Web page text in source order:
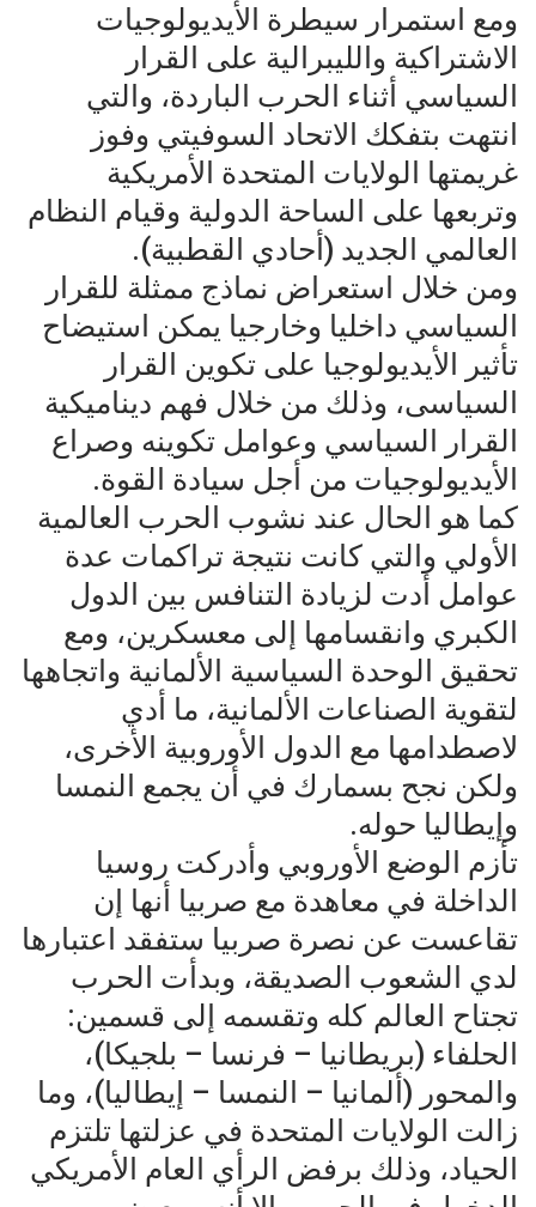
ومع استمرار سيطرة الأيديولوجيات
الاشتراكية والليبرالية على القرار
السياسي أثناء الحرب الباردة، والتي
انتهت بتفكك الاتحاد السوفيتي وفوز
غريمتها الولايات المتحدة الأمريكية
وتربعها على الساحة الدولية وقيام النظام
العالمي الجديد (أحادي القطبية).
ومن خلال استعراض نماذج ممثلة للقرار
السياسي داخليا وخارجيا يمكن استيضاح
تأثير الأيديولوجيا على تكوين القرار
السياسى، وذلك من خلال فهم ديناميكية
القرار السياسي وعوامل تكوينه وصراع
الأيديولوجيات من أجل سيادة القوة.
كما هو الحال عند نشوب الحرب العالمية
الأولي والتي كانت نتيجة تراكمات عدة
عوامل أدت لزيادة التنافس بين الدول
الكبري وانقسامها إلى معسكرين، ومع
تحقيق الوحدة السياسية الألمانية واتجاهها
لتقوية الصناعات الألمانية، ما أدي
لاصطدامها مع الدول الأوروبية الأخرى،
ولكن نجح بسمارك في أن يجمع النمسا
وإيطاليا حوله.
تأزم الوضع الأوروبي وأدركت روسيا
الداخلة في معاهدة مع صربيا أنها إن
تقاعست عن نصرة صربيا ستفقد اعتبارها
لدي الشعوب الصديقة، وبدأت الحرب
تجتاح العالم كله وتقسمه إلى قسمين:
الحلفاء (بريطانيا – فرنسا – بلجيكا)،
والمحور (ألمانيا – النمسا – إيطاليا)، وما
زالت الولايات المتحدة في عزلتها تلتزم
الحياد، وذلك برفض الرأي العام الأمريكي